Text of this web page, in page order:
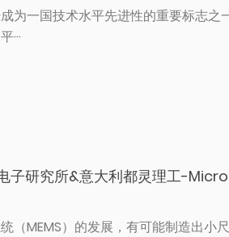
为一国技术水平先进性的重要标志
子研究所&意大利都灵理工-
（MEMS）的发展，有可能制造出小